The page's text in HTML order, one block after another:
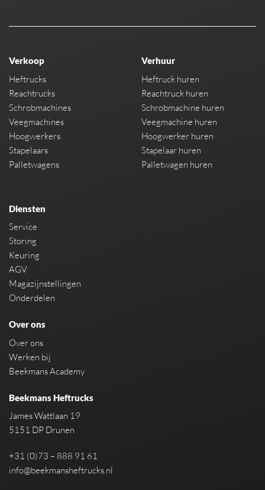
Verkoop
Heftrucks
Reachtrucks
Schrobmachines
Veegmachines
Hoogwerkers
Stapelaars
Palletwagens
Verhuur
Heftruck huren
Reachtruck huren
Schrobmachine huren
Veegmachine huren
Hoogwerker huren
Stapelaar huren
Palletwagen huren
Diensten
Service
Storing
Keuring
AGV
Magazijnstellingen
Onderdelen
Over ons
Over ons
Werken bij
Beekmans Academy
Beekmans Heftrucks
James Wattlaan 19
5151 DP Drunen
+31 (0)73 – 888 91 61
info@beekmansheftrucks.nl